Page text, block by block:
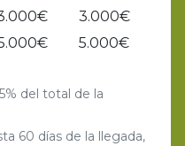
3.000€
5.000€
del total de la
60 días de la llegada,